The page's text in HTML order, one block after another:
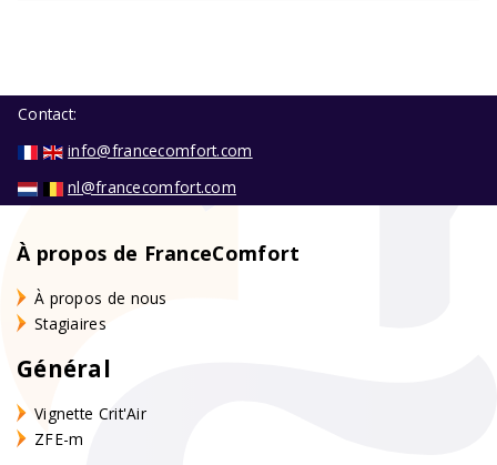
Contact:
info@francecomfort.com
nl@francecomfort.com
À propos de FranceComfort
À propos de nous
Stagiaires
Général
Vignette Crit'Air
ZFE-m